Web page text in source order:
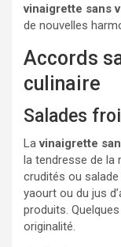
vinaigrette sans
de nouvelles
Accords
culinaire
Salades
Lavinaigrette
la tendresse de la
crudités ou
yaourt ou du jus
produits.
originalité.